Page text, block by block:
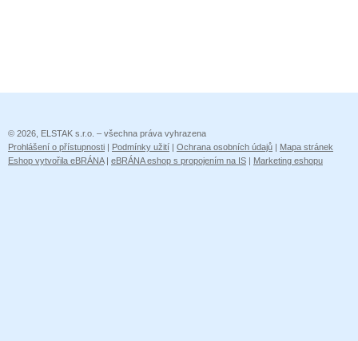
© 2026, ELSTAK s.r.o. – všechna práva vyhrazena
Prohlášení o přístupnosti
Podmínky užití Ochrana osobních údajů
Mapa stránek
Eshop vytvořila eBRÁNA| eBRÁNA eshop s propojením na IS Marketing eshopu